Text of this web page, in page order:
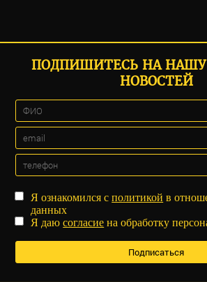
ПОДПИШИТЕСЬ НА НАШУ
НОВОСТЕЙ
Я ознакомился сполитикой в
данных
Я даюсогласие на обработку